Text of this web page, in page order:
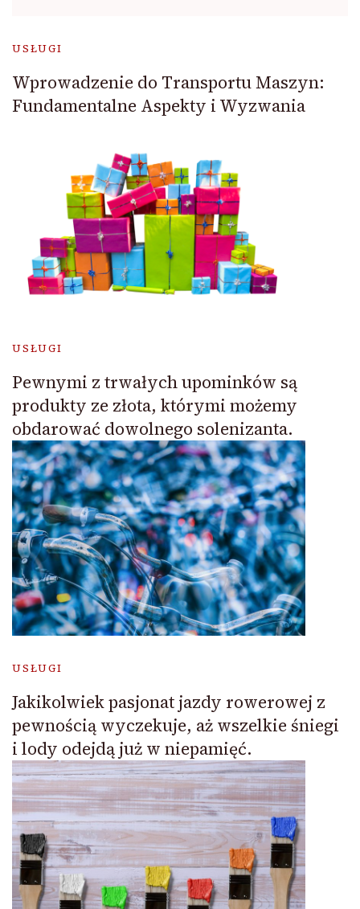
USŁUGI
Wprowadzenie do Transportu Maszyn:
Fundamentalne Aspekty i Wyzwania
USŁUGI
Pewnymi z trwałych upominków są
produkty ze złota, którymi możemy
obdarować dowolnego solenizanta.
USŁUGI
Jakikolwiek pasjonat jazdy rowerowej z
pewnością wyczekuje, aż wszelkie śniegi
i lody odejdą już w niepamięć.